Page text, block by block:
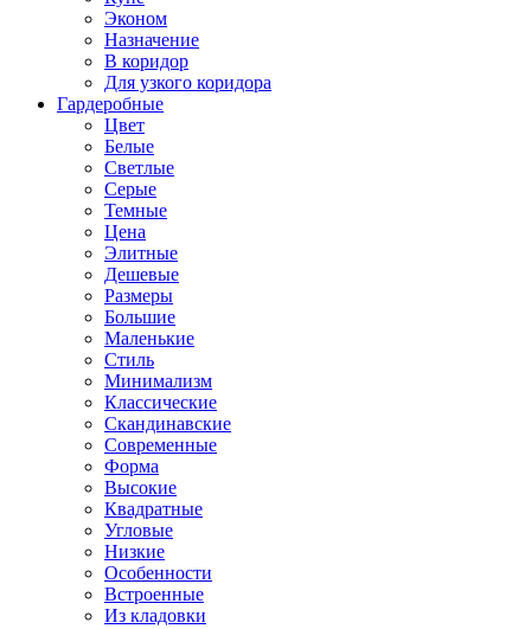
Эконом
Назначение
В коридор
Для узкого коридора
Гардеробные
Цвет
Белые
Светлые
Серые
Темные
Цена
Элитные
Дешевые
Размеры
Большие
Маленькие
Стиль
Минимализм
Классические
Скандинавские
Современные
Форма
Высокие
Квадратные
Угловые
Низкие
Особенности
Встроенные
Из кладовки